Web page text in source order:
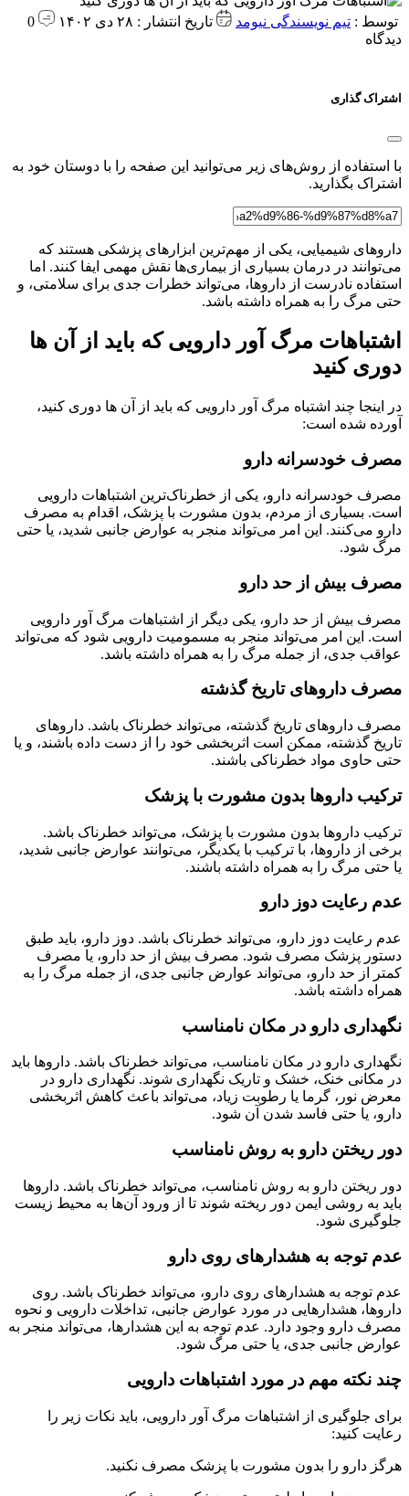
توسط : تیم نویسندگی نیومد تاریخ انتشار : ۲۸ دی ۱۴۰۲
0
دیدگاه
اشتراک گذاری
با استفاده از روش‌های زیر می‌توانید این صفحه را با دوستان خود به
اشتراک بگذارید.
داروهای شیمیایی، یکی از مهم‌ترین ابزارهای پزشکی هستند که
می‌توانند در درمان بسیاری از بیماری‌ها نقش مهمی ایفا کنند. اما
استفاده نادرست از داروها، می‌تواند خطرات جدی برای سلامتی، و
حتی مرگ را به همراه داشته باشد.
اشتباهات مرگ آور دارویی که باید از آن ها
دوری کنید
در اینجا چند اشتباه مرگ آور دارویی که باید از آن ها دوری کنید،
آورده شده است:
مصرف خودسرانه دارو
مصرف خودسرانه دارو، یکی از خطرناک‌ترین اشتباهات دارویی
است. بسیاری از مردم، بدون مشورت با پزشک، اقدام به مصرف
دارو می‌کنند. این امر می‌تواند منجر به عوارض جانبی شدید، یا حتی
مرگ شود.
مصرف بیش از حد دارو
مصرف بیش از حد دارو، یکی دیگر از اشتباهات مرگ آور دارویی
است. این امر می‌تواند منجر به مسمومیت دارویی شود که می‌تواند
عواقب جدی، از جمله مرگ را به همراه داشته باشد.
مصرف داروهای تاریخ گذشته
مصرف داروهای تاریخ گذشته، می‌تواند خطرناک باشد. داروهای
تاریخ گذشته، ممکن است اثربخشی خود را از دست داده باشند، و یا
حتی حاوی مواد خطرناکی باشند.
ترکیب داروها بدون مشورت با پزشک
ترکیب داروها بدون مشورت با پزشک، می‌تواند خطرناک باشد.
برخی از داروها، با ترکیب با یکدیگر، می‌توانند عوارض جانبی شدید،
یا حتی مرگ را به همراه داشته باشند.
عدم رعایت دوز دارو
عدم رعایت دوز دارو، می‌تواند خطرناک باشد. دوز دارو، باید طبق
دستور پزشک مصرف شود. مصرف بیش از حد دارو، یا مصرف
کمتر از حد دارو، می‌تواند عوارض جانبی جدی، از جمله مرگ را به
همراه داشته باشد.
نگهداری دارو در مکان نامناسب
نگهداری دارو در مکان نامناسب، می‌تواند خطرناک باشد. داروها باید
در مکانی خنک، خشک و تاریک نگهداری شوند. نگهداری دارو در
معرض نور، گرما یا رطوبت زیاد، می‌تواند باعث کاهش اثربخشی
دارو، یا حتی فاسد شدن آن شود.
دور ریختن دارو به روش نامناسب
دور ریختن دارو به روش نامناسب، می‌تواند خطرناک باشد. داروها
باید به روشی ایمن دور ریخته شوند تا از ورود آن‌ها به محیط زیست
جلوگیری شود.
عدم توجه به هشدارهای روی دارو
عدم توجه به هشدارهای روی دارو، می‌تواند خطرناک باشد. روی
داروها، هشدارهایی در مورد عوارض جانبی، تداخلات دارویی و نحوه
مصرف دارو وجود دارد. عدم توجه به این هشدارها، می‌تواند منجر به
عوارض جانبی جدی، یا حتی مرگ شود.
چند نکته مهم در مورد اشتباهات دارویی
برای جلوگیری از اشتباهات مرگ آور دارویی، باید نکات زیر را
رعایت کنید:
هرگز دارو را بدون مشورت با پزشک مصرف نکنید.